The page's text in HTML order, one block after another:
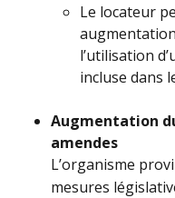
Le locateur
l’utilisation
incluse dans
Augmentation
amendes
L’organisme
mesures